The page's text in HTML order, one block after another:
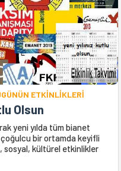
ETKİNLİKLERİ
Olsun
yeni yılda tüm bianet
çoğulcu bir ortamda keyifli
sosyal, kültürel etkinlikler